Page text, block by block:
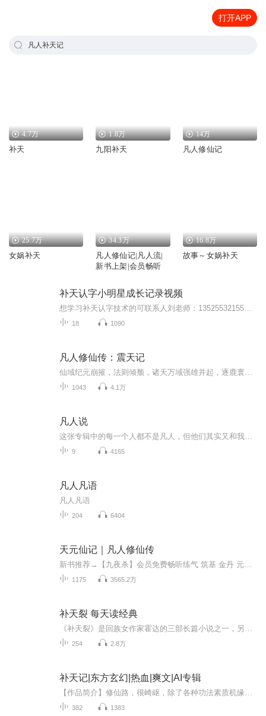
打开APP
凡人补天记
4.7万
补天
1.8万
九阳补天
14万
凡人修仙记
25.7万
女娲补天
34.3万
凡人修仙记|凡人流|
新书上架|会员畅听
16.8万
故事～女娲补天
补天认字小明星成长记录视频
18 1090
凡人修仙传：震天记
1043 4.1万
凡人说
9 4165
凡人凡语
凡人凡语
204 6404
天元仙记｜凡人修仙传
1175 3565.2万
补天裂 每天读经典
254 2.8万
补天记|东方玄幻|热血|爽文|AI专辑
382 1383